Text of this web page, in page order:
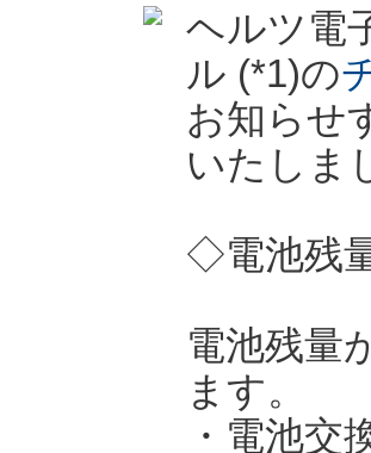
ヘルツ電
ル (*1)の
お知らせ
いたしま
◇電池残
電池残量
ます。
・電池